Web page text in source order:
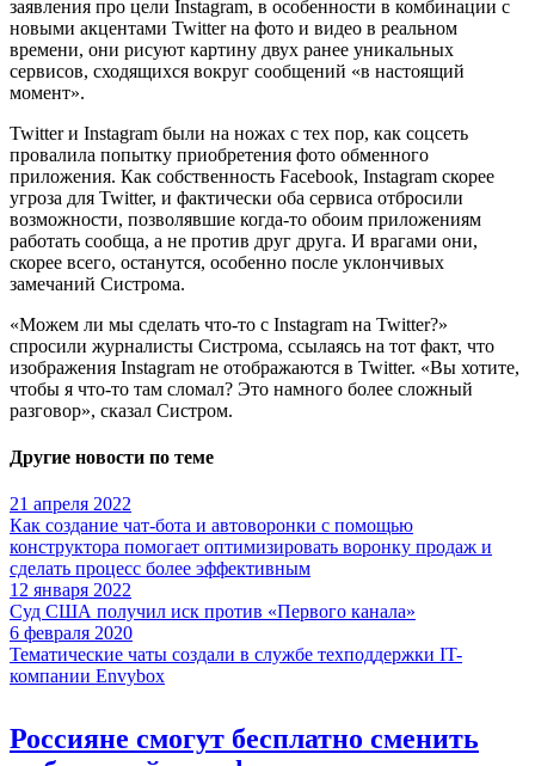
заявления про цели Instagram, в особенности в комбинации с
новыми акцентами Twitter на фото и видео в реальном
времени, они рисуют картину двух ранее уникальных
сервисов, сходящихся вокруг сообщений «в настоящий
момент».
Twitter и Instagram были на ножах с тех пор, как соцсеть
провалила попытку приобретения фото обменного
приложения. Как собственность Facebook, Instagram скорее
угроза для Twitter, и фактически оба сервиса отбросили
возможности, позволявшие когда-то обоим приложениям
работать сообща, а не против друг друга. И врагами они,
скорее всего, останутся, особенно после уклончивых
замечаний Систрома.
«Можем ли мы сделать что-то с Instagram на Twitter?»
спросили журналисты Систрома, ссылаясь на тот факт, что
изображения Instagram не отображаются в Twitter. «Вы хотите,
чтобы я что-то там сломал? Это намного более сложный
разговор», сказал Систром.
Другие новости по теме
21 апреля 2022
Как создание чат-бота и автоворонки с помощью
конструктора помогает оптимизировать воронку продаж и
сделать процесс более эффективным
12 января 2022
Суд США получил иск против «Первого канала»
6 февраля 2020
Тематические чаты создали в службе техподдержки IT-
компании Envybox
Россияне смогут бесплатно сменить